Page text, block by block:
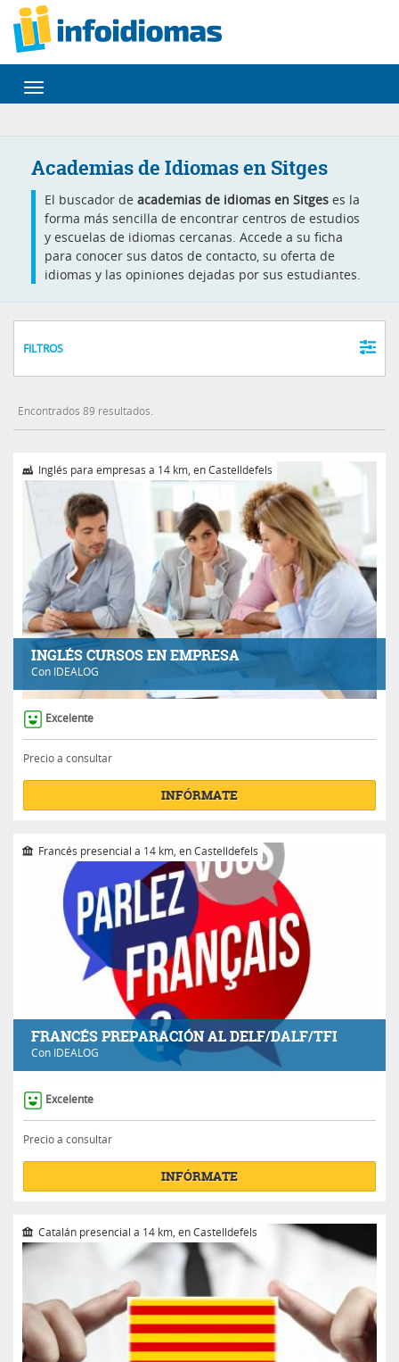
Desplegar
navegación
Academias de Idiomas en Sitges
El buscador de academias de idiomas en Sitges es la
forma más sencilla de encontrar centros de estudios
y escuelas de idiomas cercanas. Accede a su ficha
para conocer sus datos de contacto, su oferta de
idiomas y las opiniones dejadas por sus estudiantes.
FILTROS
Encontrados 89 resultados.
INGLÉS CURSOS EN EMPRESA
Con IDEALOG
Inglés para empresas a 14 km, en Castelldefels
Excelente
Precio a consultar
INFÓRMATE
FRANCÉS PREPARACIÓN AL DELF/DALF/TFI
Con IDEALOG
Francés presencial a 14 km, en Castelldefels
Excelente
Precio a consultar
INFÓRMATE
Catalán presencial a 14 km, en Castelldefels